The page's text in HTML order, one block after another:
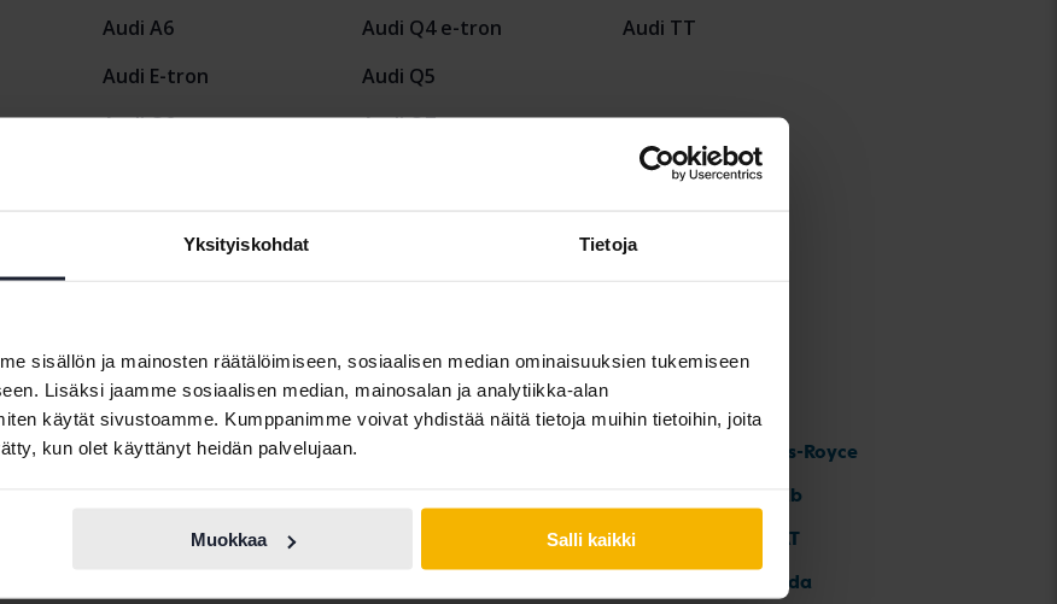
Yksityiskohdat Tietoja
sisällön ja mainosten räätälöimiseen, sosiaalisen median ominaisuuksien tukemiseen
Lisäksi jaamme sosiaalisen median, mainosalan ja analytiikka-alan
käytät sivustoamme. Kumppanimme voivat yhdistää näitä tietoja muihin tietoihin, joita
kun olet käyttänyt heidän palvelujaan.
Muokkaa Salli kaikki
Audi A6
Audi E-tron
Audi Q2
Audi Q4 e-tron
Audi Q5
Audi Q7
Audi TT
Automerkit
Ferrari
Rolls-Royce
Saab
SEAT
Skoda